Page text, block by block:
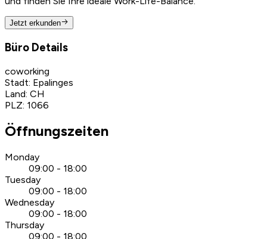
Jetzt erkunden
Büro Details
coworking
Stadt: Epalinges
Land: CH
PLZ: 1066
Öffnungszeiten
Monday
09:00 - 18:00
Tuesday
09:00 - 18:00
Wednesday
09:00 - 18:00
Thursday
09:00 - 18:00